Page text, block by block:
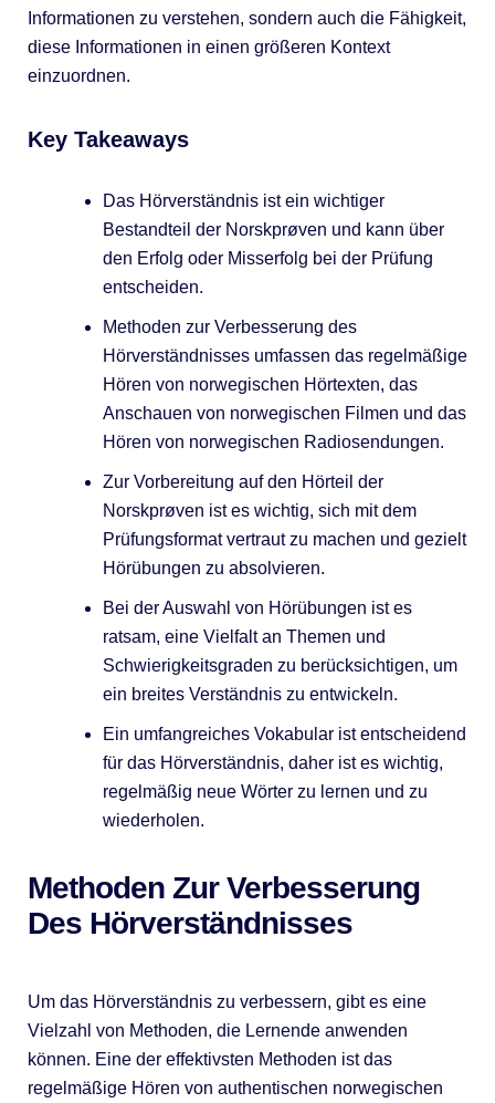
Informationen zu verstehen, sondern auch die Fähigkeit,
diese Informationen in einen größeren Kontext
einzuordnen.
Key Takeaways
Das Hörverständnis ist ein wichtiger
Bestandteil der Norskprøven und kann über
den Erfolg oder Misserfolg bei der Prüfung
entscheiden.
Methoden zur Verbesserung des
Hörverständnisses umfassen das regelmäßige
Hören von norwegischen Hörtexten, das
Anschauen von norwegischen Filmen und das
Hören von norwegischen Radiosendungen.
Zur Vorbereitung auf den Hörteil der
Norskprøven ist es wichtig, sich mit dem
Prüfungsformat vertraut zu machen und gezielt
Hörübungen zu absolvieren.
Bei der Auswahl von Hörübungen ist es
ratsam, eine Vielfalt an Themen und
Schwierigkeitsgraden zu berücksichtigen, um
ein breites Verständnis zu entwickeln.
Ein umfangreiches Vokabular ist entscheidend
für das Hörverständnis, daher ist es wichtig,
regelmäßig neue Wörter zu lernen und zu
wiederholen.
Methoden Zur Verbesserung
Des Hörverständnisses
Um das Hörverständnis zu verbessern, gibt es eine
Vielzahl von Methoden, die Lernende anwenden
können. Eine der effektivsten Methoden ist das
regelmäßige Hören von authentischen norwegischen